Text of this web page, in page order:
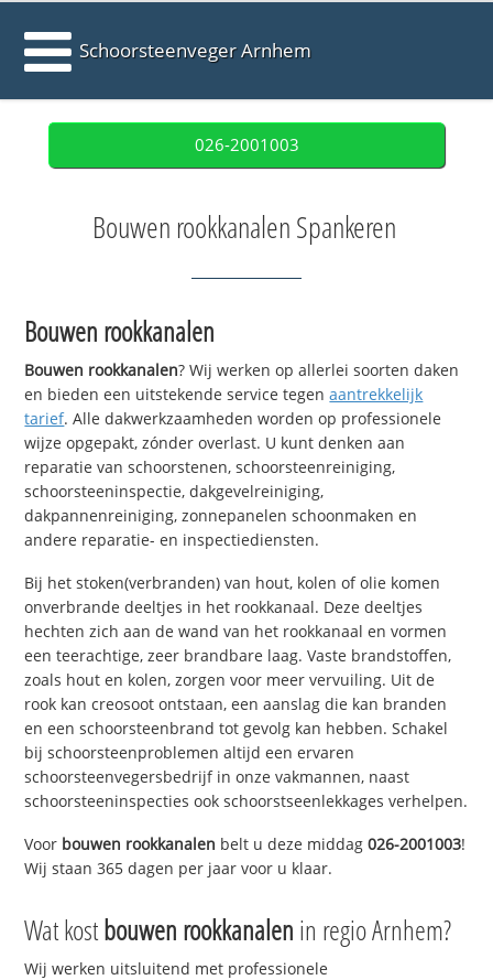
Schoorsteenveger Arnhem
026-2001003
Bouwen rookkanalen Spankeren
Bouwen rookkanalen
Bouwen rookkanalen? Wij werken op allerlei soorten daken
en bieden een uitstekende service tegenaantrekkelijk
tarief. Alle dakwerkzaamheden worden op professionele
wijze opgepakt, zónder overlast. U kunt denken aan
reparatie van schoorstenen, schoorsteenreiniging,
schoorsteeninspectie, dakgevelreiniging,
dakpannenreiniging, zonnepanelen schoonmaken en
andere reparatie- en inspectiediensten.
Bij het stoken(verbranden) van hout, kolen of olie komen
onverbrande deeltjes in het rookkanaal. Deze deeltjes
hechten zich aan de wand van het rookkanaal en vormen
een teerachtige, zeer brandbare laag. Vaste brandstoffen,
zoals hout en kolen, zorgen voor meer vervuiling. Uit de
rook kan creosoot ontstaan, een aanslag die kan branden
en een schoorsteenbrand tot gevolg kan hebben. Schakel
bij schoorsteenproblemen altijd een ervaren
schoorsteenvegersbedrijf in onze vakmannen, naast
schoorsteeninspecties ook schoorstseenlekkages verhelpen.
Voor bouwen rookkanalen belt u deze middag026-2001003!
Wij staan 365 dagen per jaar voor u klaar.
Wat kostbouwen rookkanalen in regio Arnhem?
Wij werken uitsluitend met professionele